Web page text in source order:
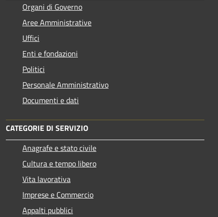
Organi di Governo
Aree Amministrative
Uffici
Enti e fondazioni
Politici
Personale Amministrativo
Documenti e dati
CATEGORIE DI SERVIZIO
Anagrafe e stato civile
Cultura e tempo libero
Vita lavorativa
Imprese e Commercio
Appalti pubblici